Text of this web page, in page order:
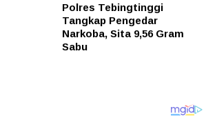
Polres Tebingtinggi
Tangkap Pengedar
Narkoba, Sita 9,56 Gram
Sabu